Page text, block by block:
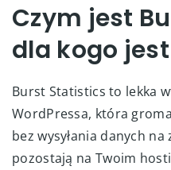
Czym jest
dla kogo
Burst Statistics to lekka
WordPressa, która
bez wysyłania danych
pozostają na Twoim